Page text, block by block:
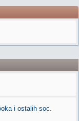
i ostalih soc.